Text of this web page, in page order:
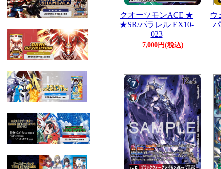
クオーツモンACE ★
★SR/パラレル EX10-
023
7,000円(税込)
ウ